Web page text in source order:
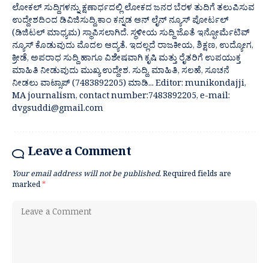
ಲೋಕಲ್ ಸುದ್ದಿಗಳನ್ನು ಕ್ಷಣಾರ್ಧದಲ್ಲಿ ಲೋಕದ ಜನರ ಬೆರಳ ತುದಿಗೆ ತಲುಪಿಸುವ
ಉದ್ದೇಶದಿಂದ ಡಿವಿಜಿಸುದ್ದಿ.ಕಾಂ ಕನ್ನಡ ಆನ್ ಲೈನ್ ನ್ಯೂಸ್ ಪೋರ್ಟಲ್
(ಡಿಜಿಟಲ್ ಮಾಧ್ಯಮ) ಸ್ಥಾಪಿಸಲಾಗಿದೆ. ಸ್ಥಳೀಯ ಸುದ್ದಿ ಜೊತೆ ಇನ್ಫೋರ್ಮೆಟಿವ್
ನ್ಯೂಸ್ ಕೊಡುವುದು ಮೊದಲ ಆದ್ಯತೆ. ಇದಲ್ಲದೆ ರಾಜಕೀಯ, ಶಿಕ್ಷಣ, ಉದ್ಯೋಗ,
ಕ್ರೀಡೆ, ಅಪರಾಧ ಸುದ್ದಿ ಹಾಗೂ ವಿಶೇಷವಾಗಿ ಕೃಷಿ ಮತ್ತು ರೈತರಿಗೆ ಉಪಯುಕ್ತ
ಮಾಹಿತಿ ನೀಡುವುದು ಮುಖ್ಯ ಉದ್ದೇಶ. ಸುದ್ದಿ, ಮಾಹಿತಿ, ಸಲಹೆ, ಸೂಚನೆ
ನೀಡಲು ವಾಟ್ಸಾಪ್ (7483892205) ಮಾಡಿ... Editor: munikondajji,
MA journalism, contact number:7483892205, e-mail:
dvgsuddi@gmail.com
Leave a Comment
Your email address will not be published.Required fields are
marked*